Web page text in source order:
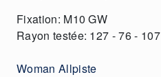
Fixation: M10 GW
Rayon testée: 127 - 76 - 107
Woman Allpiste